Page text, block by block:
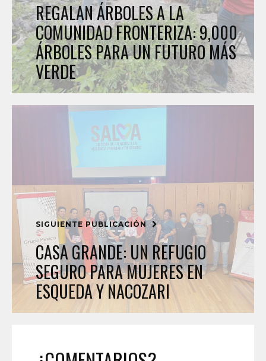
REGALAN ÁRBOLES A LA
COMUNIDAD FRONTERIZA: 9,000
ÁRBOLES PARA UN FUTURO MÁS
VERDE
SIGUIENTE PUBLICACIÓN
CASA GRANDE: UN REFUGIO
SEGURO PARA MUJERES EN
ESQUEDA Y NACOZARI